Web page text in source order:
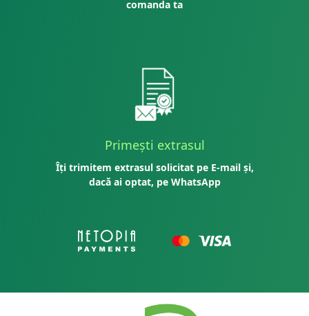
comanda ta
Primești extrasul
Îți trimitem extrasul solicitat pe E-mail și,
dacă ai optat, pe WhatsApp